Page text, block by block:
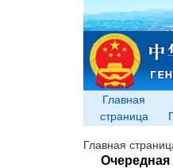
Главная
страница
Главная
Очередная